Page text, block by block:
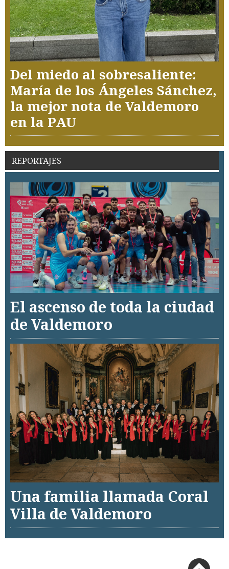
Del miedo al sobresaliente:
María de los Ángeles Sánchez,
la mejor nota de Valdemoro
en la PAU
REPORTAJES
El ascenso de toda la ciudad
de Valdemoro
Una familia llamada Coral
Villa de Valdemoro